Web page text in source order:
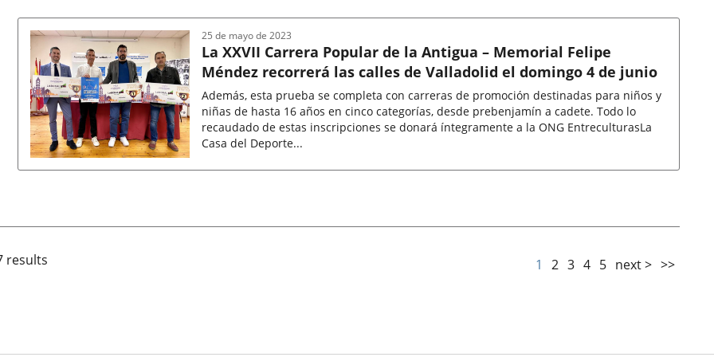
la
noticia
La XXVII Carrera Popular de la Antigua – Memorial Felipe
Méndez recorrerá las calles de Valladolid el domingo 4 de junio
Además, esta prueba se completa con carreras de promoción destinadas para niños y
niñas de hasta 16 años en cinco categorías, desde prebenjamín a cadete. Todo lo
recaudado de estas inscripciones se donará íntegramente a la ONG EntreculturasLa
Casa del Deporte...
25 de mayo de 2023
results 1 2 3 4 5 next > >>